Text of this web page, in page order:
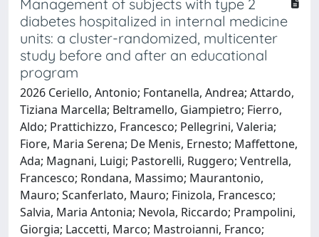
Management of subjects with type 2
diabetes hospitalized in internal medicine
units: a cluster-randomized, multicenter
study before and after an educational
program
2026 Ceriello, Antonio; Fontanella, Andrea; Attardo,
Tiziana Marcella; Beltramello, Giampietro; Fierro,
Aldo; Prattichizzo, Francesco; Pellegrini, Valeria;
Fiore, Maria Serena; De Menis, Ernesto; Maffettone,
Ada; Magnani, Luigi; Pastorelli, Ruggero; Ventrella,
Francesco; Rondana, Massimo; Maurantonio,
Mauro; Scanferlato, Mauro; Finizola, Francesco;
Salvia, Maria Antonia; Nevola, Riccardo; Prampolini,
Giorgia; Laccetti, Marco; Mastroianni, Franco;